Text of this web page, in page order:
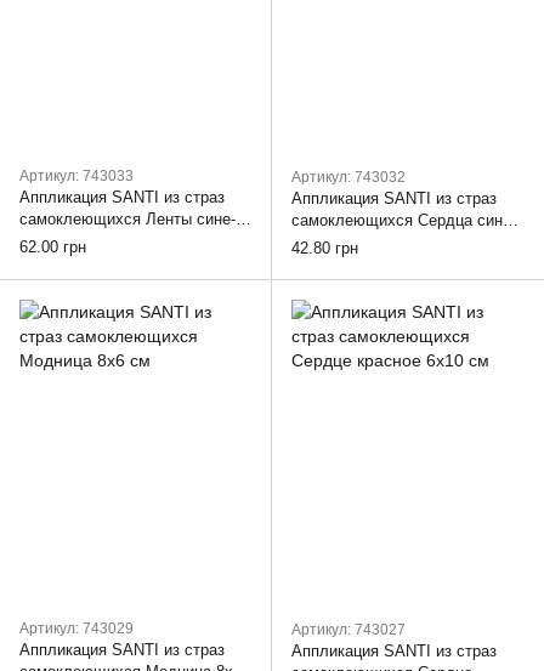
Артикул: 743033
Аппликация SANTI из страз
самоклеющихся Ленты сине-
желтые 6х30 см
62.00 грн
Артикул: 743032
Аппликация SANTI из страз
самоклеющихся Сердца сине-
желтые 9х15 см, 40 шт
42.80 грн
Артикул: 743029
Аппликация SANTI из страз
Артикул: 743027
Аппликация SANTI из страз